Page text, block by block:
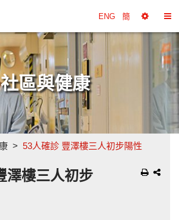
ENG 簡
擇
換
目
錄
社區與健康
53人確診 豐澤樓三人初步陽性
澤樓三人初步